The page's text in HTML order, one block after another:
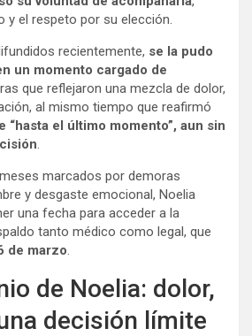
y el respeto por su elección.
recientemente, se la pudo
un momento cargado de
que reflejaron una mezcla de dolor,
al mismo tiempo que reafirmó
“hasta el último momento”, aun sin
.
marcados por demoras
y desgaste emocional, Noelia
una fecha para acceder a la
tanto médico como legal, que
de marzo.
de Noelia: dolor,
decisión límite